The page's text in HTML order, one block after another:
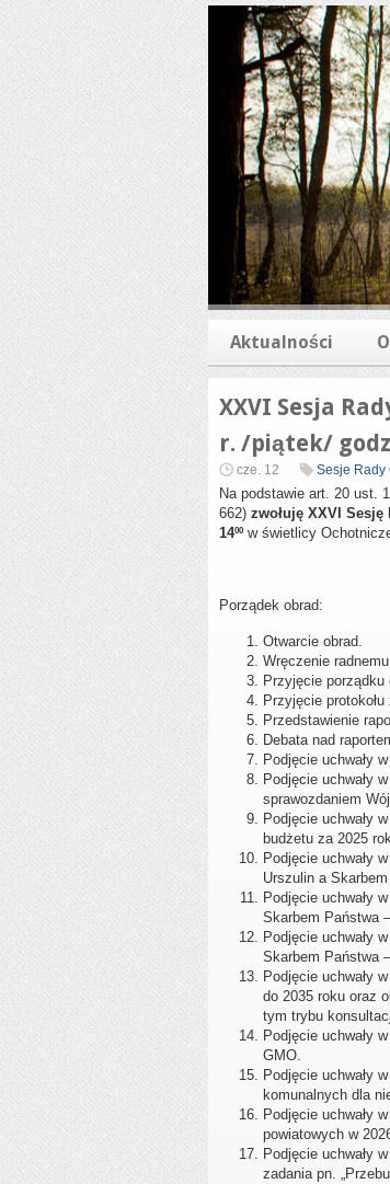
Aktualności
XXVI Sesja
r. /piątek/
cze. 12 Sesje Rady
Na podstawie art. 20 ust.
662) zwołuję XXVI
1400 w świetlicy
Porządek obrad:
Otwarcie obrad.
Wręczenie
Przyjęcie porządku
Przyjęcie
Przedstawienie
Debata nad
Podjęcie uchwały
Podjęcie uchwały
sprawozdaniem
Podjęcie uchwały
budżetu za 2025
Podjęcie uchwały
Urszulin a
Podjęcie uchwały
Skarbem Państwa
Podjęcie uchwały
Skarbem Państwa
Podjęcie uchwały
do 2035 roku oraz
tym trybu
Podjęcie uchwały
GMO.
Podjęcie uchwały
komunalnych dla
Podjęcie uchwały
powiatowych w
Podjęcie uchwały
zadania pn.